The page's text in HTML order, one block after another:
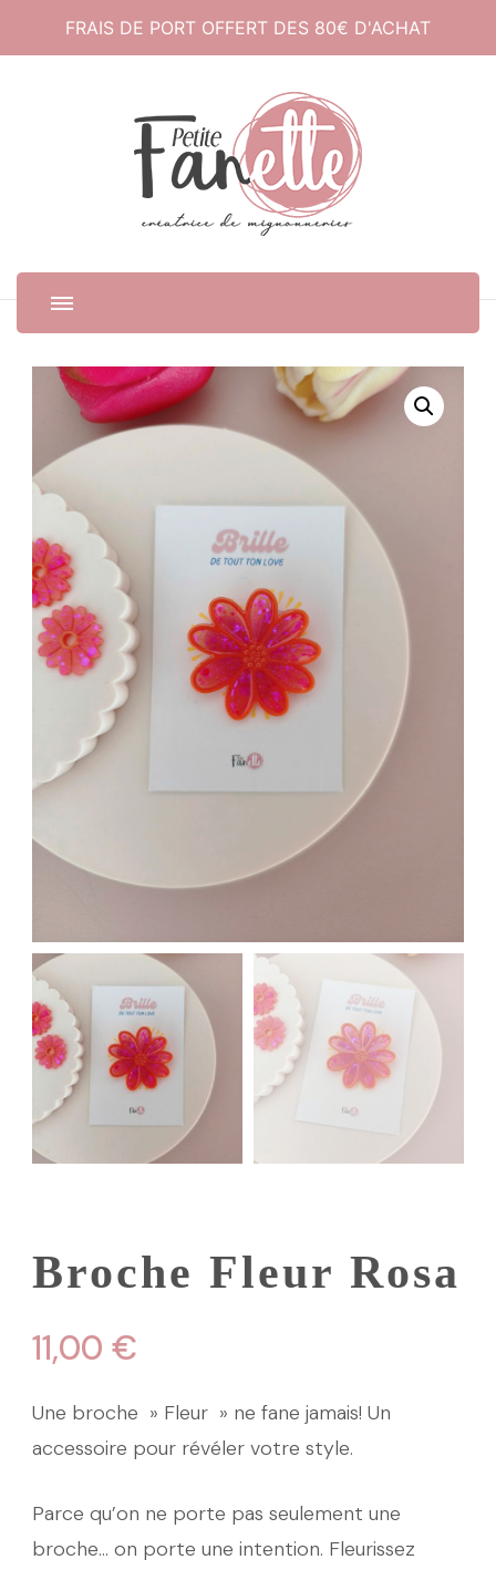
FRAIS DE PORT OFFERT DES 80€ D'ACHAT
Petite Fanette
Créatrice de mignonneries
Broche Fleur Rosa
11,00 €
Une broche » Fleur » ne fane jamais! Un
accessoire pour révéler votre style.
Parce qu’on ne porte pas seulement une
broche… on porte une intention. Fleurissez